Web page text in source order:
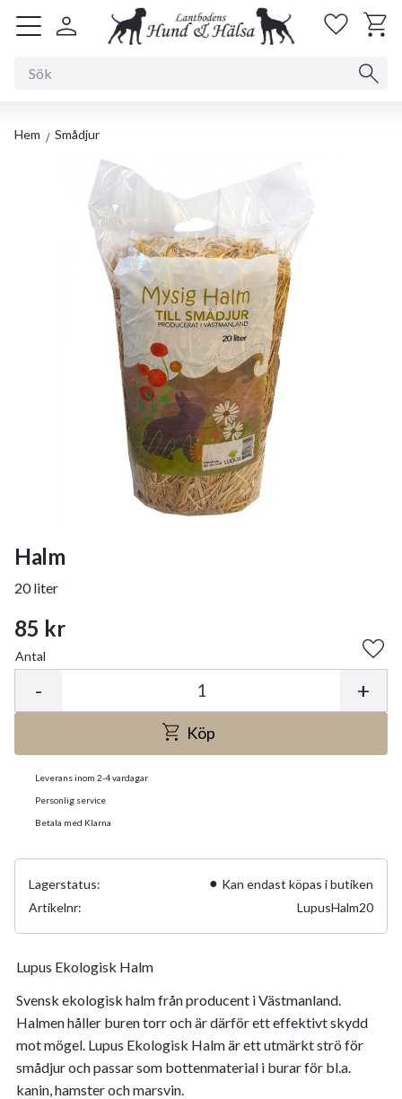
Meny
Hem Smådjur
Halm
20 liter
85 kr
Antal
+
-
Köp
Leverans inom 2-4 vardagar
Personlig service
Betala med Klarna
Lagerstatus
Kan endast köpas i butiken
Artikelnr
LupusHalm20
Lupus Ekologisk Halm
Svensk ekologisk halm från producent i Västmanland.
Halmen håller buren torr och är därför ett effektivt skydd
mot mögel. Lupus Ekologisk Halm är ett utmärkt strö för
smådjur och passar som bottenmaterial i burar för bl.a.
kanin, hamster och marsvin.